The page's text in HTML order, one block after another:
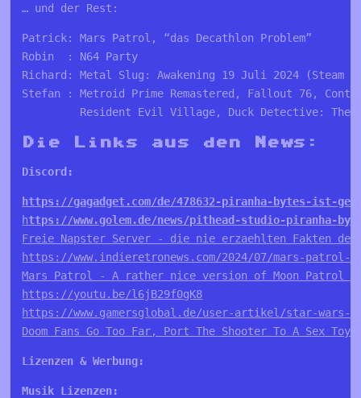
… und der Rest:
Patrick: Mars Patrol, “das Decathlon Problem”
Robin  : N64 Party
Richard: Metal Slug: Awakening 19 Juli 2024 (Steam
Stefan : Metroid Prime Remastered, Fallout 76,
Resident Evil Village, Duck Detective: The
Die Links aus den News:
Discord:
https://gagadget.com/de/478632-piranha-bytes-ist-
https://www.golem.de/news/pithead-studio-piranha-
Freie Napster Server - die nie erzaehlten Fakten der
https://www.indieretronews.com/2024/07/mars-patrol-
Mars Patrol - A rather nice version of Moon Patrol
https://youtu.be/l6jB29f0gK8
https://www.gamersglobal.de/user-artikel/star-wars-
Doom Fans Go Too Far, Port The Shooter To A Sex Toy
Lizenzen & Werbung:
Musik Lizenzen: